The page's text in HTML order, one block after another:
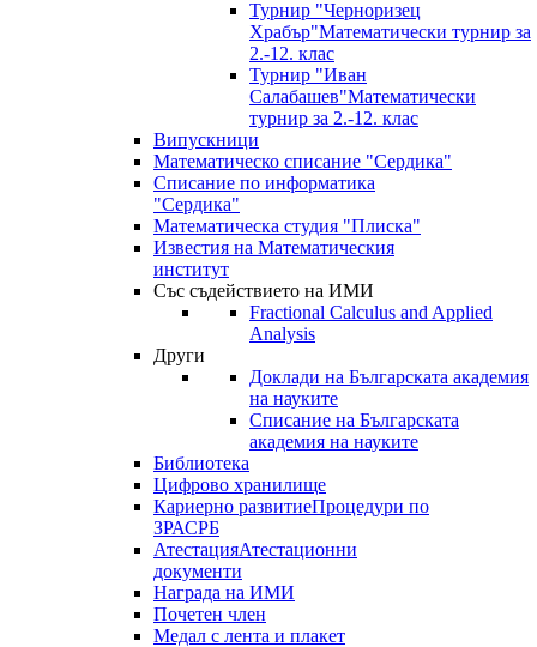
Турнир "Черноризец
Храбър"Математически турнир за
2.-12. клас
Турнир "Иван
Салабашев"Математически
турнир за 2.-12. клас
Випускници
Математическо списание "Сердика"
Списание по информатика
"Сердика"
Математическа студия "Плиска"
Известия на Математическия
институт
Със съдействието на ИМИ
Fractional Calculus and Applied
Analysis
Други
Доклади на Българската академия
на науките
Списание на Българската
академия на науките
Библиотека
Цифрово хранилище
Кариерно развитиеПроцедури по
ЗРАСРБ
АтестацияАтестационни
документи
Награда на ИМИ
Почетен член
Медал с лента и плакет